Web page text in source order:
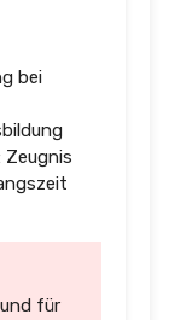
bei
Zeugnis
für